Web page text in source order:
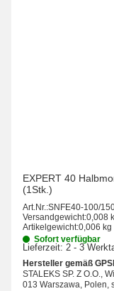
EXPERT 40
(1Stk.)
Art.Nr.:SNFE40-100/
Versandgewicht:0,008
Artikelgewicht:0,006 kg
Sofort verfügbar
Lieferzeit: 2 - 3
Hersteller gemäß
STALEKS SP. Z O.O.,
013 Warszawa, Polen,